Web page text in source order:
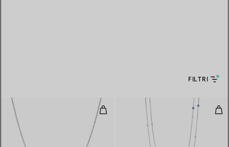
FILTRI
Pendente Color by the Yard in